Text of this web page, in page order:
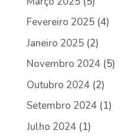
Fevereiro 2025(4)
Janeiro 2025(2)
Novembro 2024(5)
Outubro 2024(2)
Setembro 2024(1)
Julho 2024(1)